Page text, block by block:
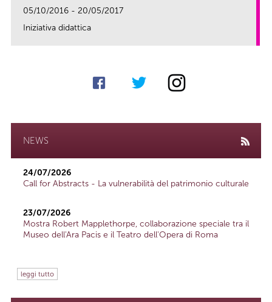
05/10/2016 - 20/05/2017
Iniziativa didattica
NEWS
24/07/2026
Call for Abstracts - La vulnerabilità del patrimonio culturale
23/07/2026
Mostra Robert Mapplethorpe, collaborazione speciale tra il
Museo dell'Ara Pacis e il Teatro dell'Opera di Roma
leggi tutto